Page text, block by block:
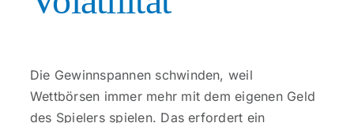
Die Gewinnspannen schwinden, weil
Wettbörsen immer mehr mit dem eigenen Geld
des Spielers spielen. Das erfordert ein